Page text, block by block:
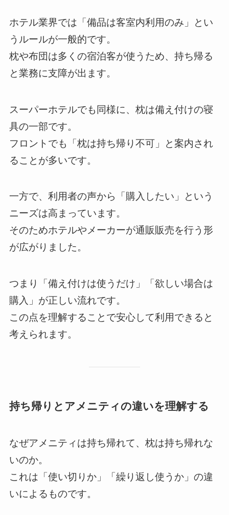
ホテル業界では「備品は客室内利用のみ」とい
うルールが一般的です。
枕や布団は多くの宿泊客が使うため、持ち帰る
と業務に支障が出ます。
スーパーホテルでも同様に、枕は備え付けの寝
具の一部です。
フロントでも「枕は持ち帰り不可」と案内され
ることが多いです。
一方で、利用者の声から「購入したい」という
ニーズは高まっています。
そのためホテルやメーカーが通販販売を行う形
が広がりました。
つまり「備え付けは使うだけ」「欲しい場合は
購入」が正しい流れです。
この点を理解することで安心して利用できると
考えられます。
持ち帰りとアメニティの違いを理解する
なぜアメニティは持ち帰れて、枕は持ち帰れな
いのか。
これは「使い切りか」「繰り返し使うか」の違
いによるものです。